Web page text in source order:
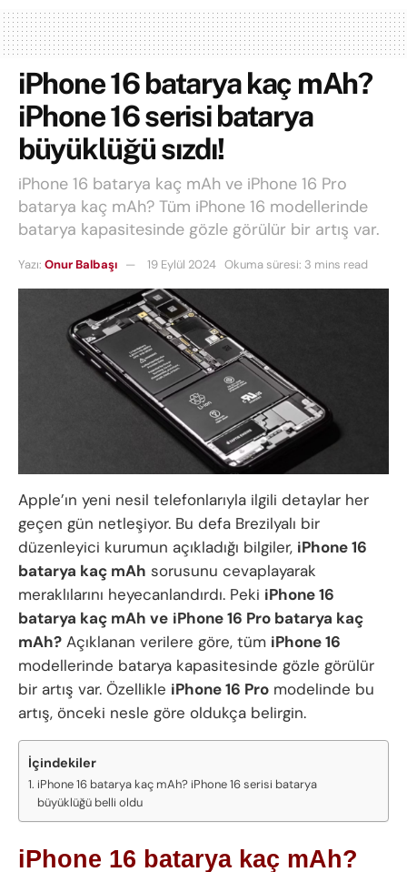
iPhone 16 batarya kaç mAh?
iPhone 16 serisi batarya
büyüklüğü sızdı!
iPhone 16 batarya kaç mAh ve iPhone 16 Pro
batarya kaç mAh? Tüm iPhone 16 modellerinde
batarya kapasitesinde gözle görülür bir artış var.
Yazı: Onur Balbaşı 19 Eylül 2024 Okuma süresi: 3 mins read
Apple’ın yeni nesil telefonlarıyla ilgili detaylar her
geçen gün netleşiyor. Bu defa Brezilyalı bir
düzenleyici kurumun açıkladığı bilgiler, iPhone 16
batarya kaç mAh sorusunu cevaplayarak
meraklılarını heyecanlandırdı. Peki iPhone 16
batarya kaç mAh ve iPhone 16 Pro batarya kaç
mAh? Açıklanan verilere göre, tüm iPhone 16
modellerinde batarya kapasitesinde gözle görülür
bir artış var. Özellikle iPhone 16 Pro modelinde bu
artış, önceki nesle göre oldukça belirgin.
İçindekiler
iPhone 16 batarya kaç mAh? iPhone 16 serisi batarya
büyüklüğü belli oldu
iPhone 16 batarya kaç mAh?